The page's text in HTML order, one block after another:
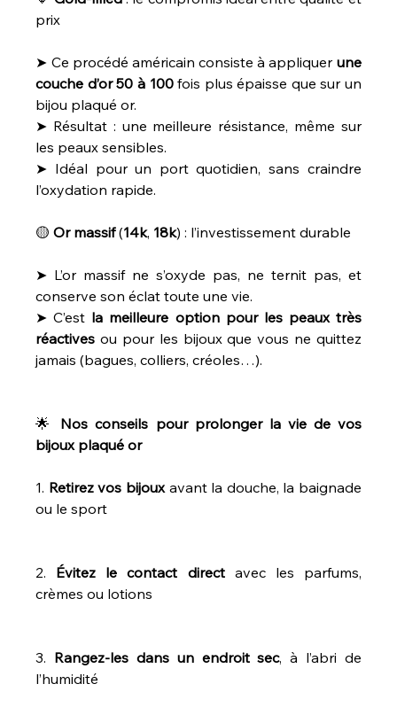
prix
➤ Ce procédé américain consiste à appliquer une
couche d’or 50 à 100 fois plus épaisse que sur un
bijou plaqué or.
➤ Résultat : une meilleure résistance, même sur
les peaux sensibles.
➤ Idéal pour un port quotidien, sans craindre
l’oxydation rapide.
🟡 Or massif (14k, 18k) : l’investissement durable
➤ L’or massif ne s’oxyde pas, ne ternit pas, et
conserve son éclat toute une vie.
➤ C’est la meilleure option pour les peaux très
réactives ou pour les bijoux que vous ne quittez
jamais (bagues, colliers, créoles…).
🌟 Nos conseils pour prolonger la vie de vos
bijoux plaqué or
1. Retirez vos bijoux avant la douche, la baignade
ou le sport
2. Évitez le contact direct avec les parfums,
crèmes ou lotions
3. Rangez-les dans un endroit sec, à l’abri de
l’humidité